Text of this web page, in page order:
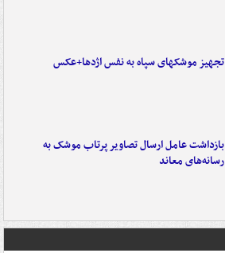
تجهیز موشکهای سپاه به نفس اژدها+عکس
بازداشت عامل ارسال تصاویر پرتاب موشک به
رسانه‌های معاند